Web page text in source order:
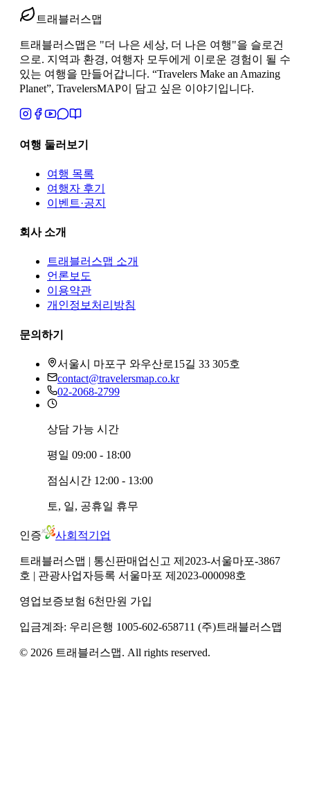
서유럽 기차여행
트래블러스맵
트래블러스맵은 "더 나은 세상, 더 나은 여행"을 슬로건
으로. 지역과 환경, 여행자 모두에게 이로운 경험이 될 수
있는 여행을 만들어갑니다. “Travelers Make an Amazing
Planet”, TravelersMAP이 담고 싶은 이야기입니다.
여행 둘러보기
여행 목록
여행자 후기
이벤트·공지
회사 소개
트래블러스맵 소개
언론보도
이용약관
개인정보처리방침
문의하기
서울시 마포구 와우산로15길 33 305호
contact@travelersmap.co.kr
02-2068-2799
상담 가능 시간
평일 09:00 - 18:00
점심시간 12:00 - 13:00
토, 일, 공휴일 휴무
인증 사회적기업
트래블러스맵 | 통신판매업신고 제2023-서울마포-3867
호 | 관광사업자등록 서울마포 제2023-000098호
영업보증보험 6천만원 가입
입금계좌: 우리은행 1005-602-658711 (주)트래블러스맵
© 2026 트래블러스맵. All rights reserved.